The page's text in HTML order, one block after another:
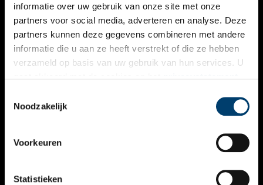
informatie over uw gebruik van onze site met onze
partners voor social media, adverteren en analyse. Deze
partners kunnen deze gegevens combineren met andere
informatie die u aan ze heeft verstrekt of die ze hebben
verzameld op basis van uw gebruik van hun services. U
Noodzakelijk
Voorkeuren
Statistieken
VERHALEN
NIEUWS
KALENDER
ACTIVITEITEN